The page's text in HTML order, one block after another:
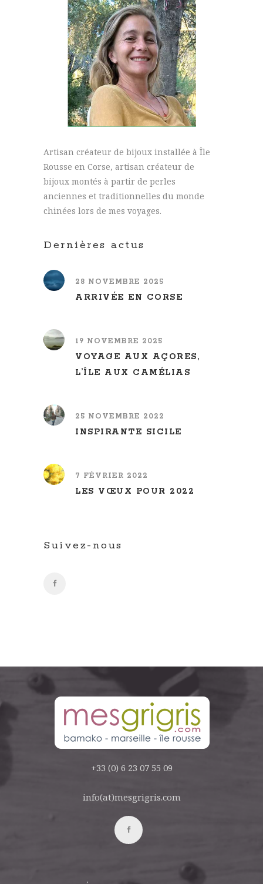
Artisan créateur de bijoux installée à Île
Rousse en Corse, artisan créateur de
bijoux montés à partir de perles
anciennes et traditionnelles du monde
chinées lors de mes voyages.
Dernières actus
28 NOVEMBRE 2025
ARRIVÉE EN CORSE
19 NOVEMBRE 2025
VOYAGE AUX AÇORES,
L’ÎLE AUX CAMÉLIAS
25 NOVEMBRE 2022
INSPIRANTE SICILE
7 FÉVRIER 2022
LES VŒUX POUR 2022
Suivez-nous
+33 (0) 6 23 07 55 09
info(at)mesgrigris.com